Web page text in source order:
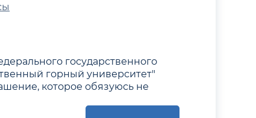
государственного
горный университет"
которое обязуюсь не